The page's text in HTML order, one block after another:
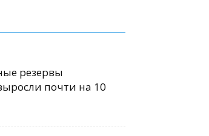
резервы
почти на 10